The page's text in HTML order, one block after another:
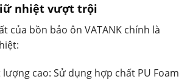
nhiệt vượt trội
của bồn bảo ôn VATANK chính là
cao: Sử dụng hợp chất PU Foam